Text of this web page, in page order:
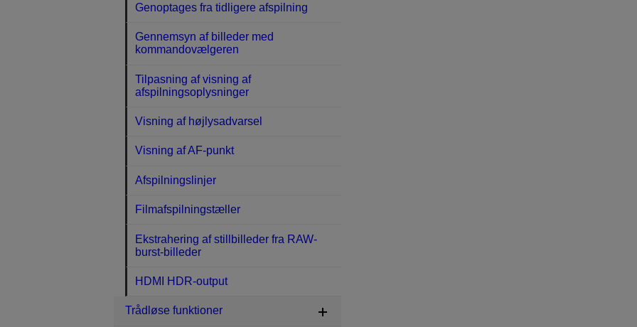
Genoptages fra tidligere afspilning
Gennemsyn af billeder med
kommandovælgeren
Tilpasning af visning af
afspilningsoplysninger
Visning af højlysadvarsel
Visning af AF-punkt
Afspilningslinjer
Filmafspilningstæller
Ekstrahering af stillbilleder fra RAW-
burst-billeder
HDMI HDR-output
Trådløse funktioner